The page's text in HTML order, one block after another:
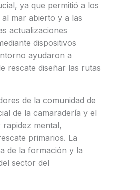
ya que permitió a los
mar abierto y a las
actualizaciones
dispositivos
ayudaron a
rescate diseñar las rutas
de la comunidad de
de la camaradería y el
mental,
primarios. La
de la formación y la
sector del